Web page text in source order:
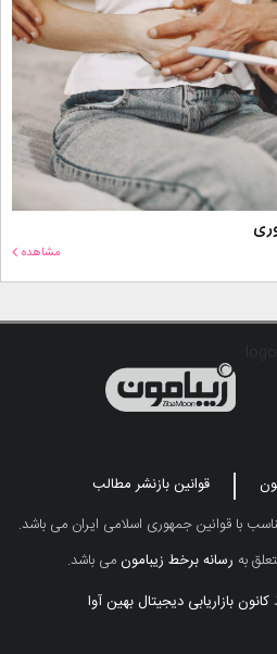
مشاهده
قوانین بازنشر مطالب
با قوانین جمهوری اسلامی ایران می باشد.
به رسانه برخط زیبامونمی باشد.
کانون بازاریابی دیجیتال بهین آوا